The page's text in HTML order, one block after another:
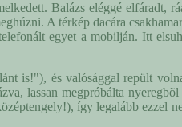
Balázs eléggé
A térkép dacára
egyet a mobilján. Itt
is!"), és valósággal repült
lassan megpróbálta
így legalább